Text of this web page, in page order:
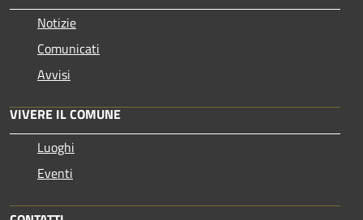
Notizie
Comunicati
Avvisi
VIVERE IL COMUNE
Luoghi
Eventi